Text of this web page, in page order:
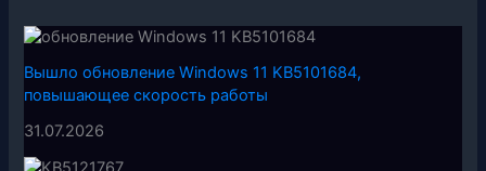
Вышло обновление Windows 11 KB5101684,
повышающее скорость работы
31.07.2026